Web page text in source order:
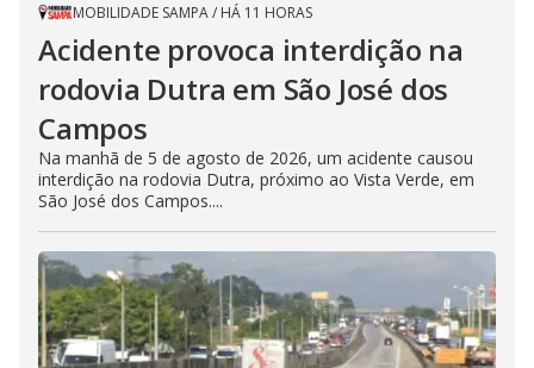
MOBILIDADE SAMPA/ HÁ 11 HORAS
Acidente provoca interdição na
rodovia Dutra em São José dos
Campos
Na manhã de 5 de agosto de 2026, um acidente causou
interdição na rodovia Dutra, próximo ao Vista Verde, em
São José dos Campos....